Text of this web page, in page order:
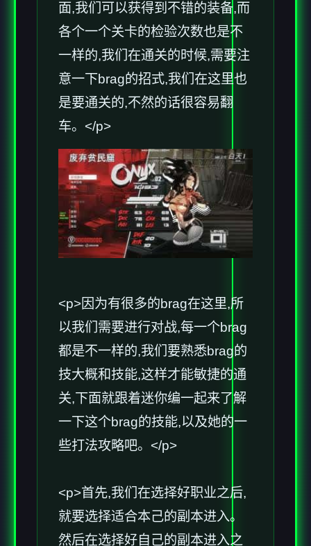
面,我们可以获得到不错的装备,而
各个一个关卡的检验次数也是不
一样的,我们在通关的时候,需要注
意一下brag的招式,我们在这里也
是要通关的,不然的话很容易翻
车。</p>
<p>因为有很多的brag在这里,所
以我们需要进行对战,每一个brag
都是不一样的,我们要熟悉brag的
技大概和技能,这样才能敏捷的通
关,下面就跟着迷你编一起来了解
一下这个brag的技能,以及她的一
些打法攻略吧。</p>
<p>首先,我们在选择好职业之后,
就要选择适合本己的副本进入。
然后在选择好自己的副本进入之